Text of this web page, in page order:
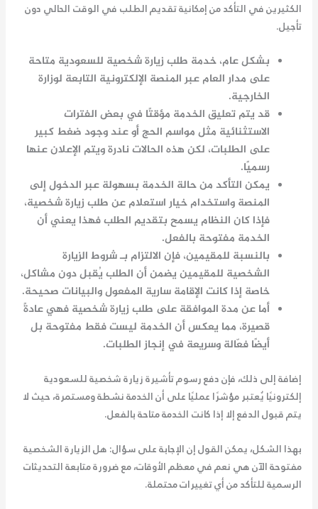
الكثيرين في التأكد من إمكانية تقديم الطلب في الوقت الحالي دون
تأجيل.
بشكل عام، خدمة طلب زيارة شخصية للسعودية متاحة
على مدار العام عبر المنصة الإلكترونية التابعة لوزارة
الخارجية.
قد يتم تعليق الخدمة مؤقتًا في بعض الفترات
الاستثنائية مثل مواسم الحج أو عند وجود ضغط كبير
على الطلبات، لكن هذه الحالات نادرة ويتم الإعلان عنها
رسميًا.
يمكن التأكد من حالة الخدمة بسهولة عبر الدخول إلى
المنصة واستخدام خيار استعلام عن طلب زيارة شخصية،
فإذا كان النظام يسمح بتقديم الطلب فهذا يعني أن
الخدمة مفتوحة بالفعل.
بالنسبة للمقيمين، فإن الالتزام بـ شروط الزيارة
الشخصية للمقيمين يضمن أن الطلب يُقبل دون مشاكل،
خاصة إذا كانت الإقامة سارية المفعول والبيانات صحيحة.
أما عن مدة الموافقة على طلب زيارة شخصية فهي عادةً
قصيرة، مما يعكس أن الخدمة ليست فقط مفتوحة بل
أيضًا فعّالة وسريعة في إنجاز الطلبات.
إضافة إلى ذلك، فإن دفعرسوم تأشيرة زيارة شخصية للسعودية
إلكترونيًا يُعتبر مؤشرًا عمليًا على أن الخدمة نشطة ومستمرة، حيث لا
يتم قبول الدفع إلا إذا كانت الخدمة متاحة بالفعل.
بهذا الشكل، يمكن القول إن الإجابة على سؤال: هل الزيارة الشخصية
مفتوحة الآنهي نعم في معظم الأوقات، مع ضرورة متابعة التحديثات
الرسمية للتأكد من أي تغييرات محتملة.